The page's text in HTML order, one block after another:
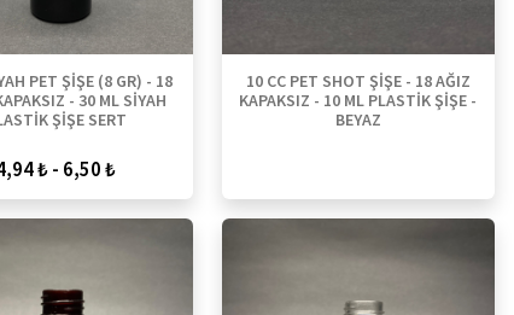
PET ŞİŞE (8 GR) - 18
- 30 ML SİYAH
ŞİŞE SERT
₺ - 6,50 ₺
10 CC PET SHOT ŞİŞE - 18 AĞIZ
KAPAKSIZ - 10 ML PLASTİK ŞİŞE -
BEYAZ